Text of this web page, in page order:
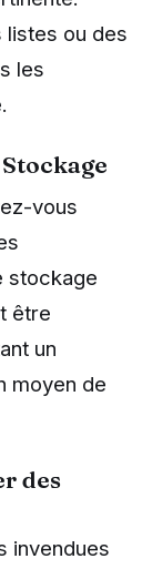
listes ou des
les
vous
stockage
être
un
moyen de
des
invendues